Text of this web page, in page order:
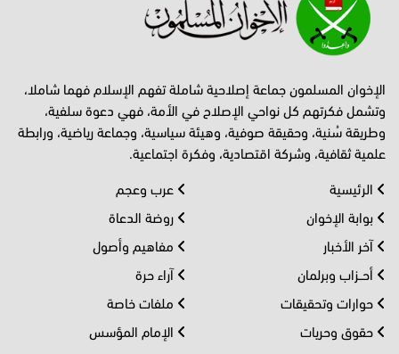
الإخوان المسلمون جماعة إصلاحية شاملة تفهم الإسلام فهما شاملا،
وتشمل فكرتهم كل نواحي الإصلاح في الأمة، فهي دعوة سلفية،
وطريقة سُنية، وحقيقة صوفية، وهيئة سياسية، وجماعة رياضية، ورابطة
علمية ثقافية، وشركة اقتصادية، وفكرة اجتماعية.
الرئيسية
بوابة الإخوان
آخر الأخبار
أحــزاب وبرلمان
حوارات وتحقيقات
حقوق وحريات
عرب وعجم
روضة الدعاة
مفاهيم وأصول
آراء حرة
ملفات خاصة
الإمام المؤسس